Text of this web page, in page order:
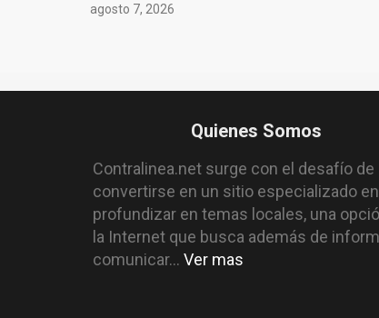
agosto 7, 2026
Quienes Somos
Contralinea.net surge con el desafío de
convertirse en un sitio especializado en
profundizar en temas locales, una
la Internet que busca además de
comunicar... Ver mas